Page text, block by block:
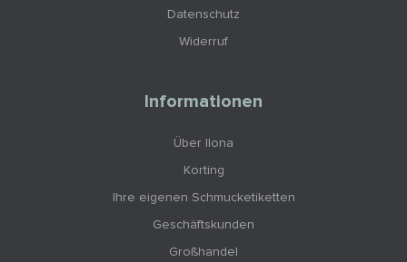
Datenschutz
Widerruf
Informationen
Über Ilona
Korting
Ihre eigenen Schmucketiketten
Geschäftskunden
Großhandel